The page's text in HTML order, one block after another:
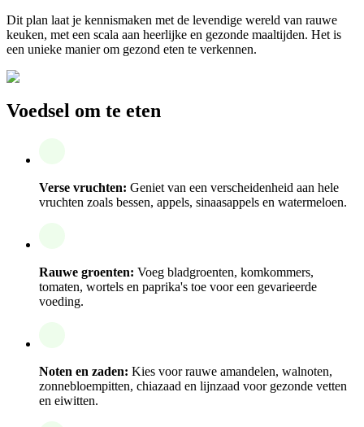
Dit plan laat je kennismaken met de levendige wereld van rauwe
keuken, met een scala aan heerlijke en gezonde maaltijden. Het is
een unieke manier om gezond eten te verkennen.
Voedsel om te eten
Verse vruchten: Geniet van een verscheidenheid aan hele
vruchten zoals bessen, appels, sinaasappels en watermeloen.
Rauwe groenten: Voeg bladgroenten, komkommers,
tomaten, wortels en paprika's toe voor een gevarieerde
voeding.
Noten en zaden: Kies voor rauwe amandelen, walnoten,
zonnebloempitten, chiazaad en lijnzaad voor gezonde vetten
en eiwitten.